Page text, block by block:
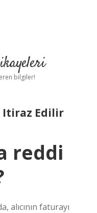
bilgiler!
Itiraz Edilir
reddi
alıcının faturayı